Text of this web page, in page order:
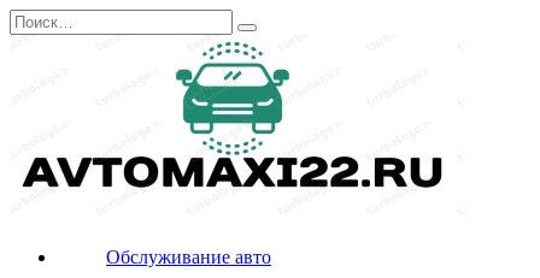
Перейти
к
Search
for:
Обслуживание авто